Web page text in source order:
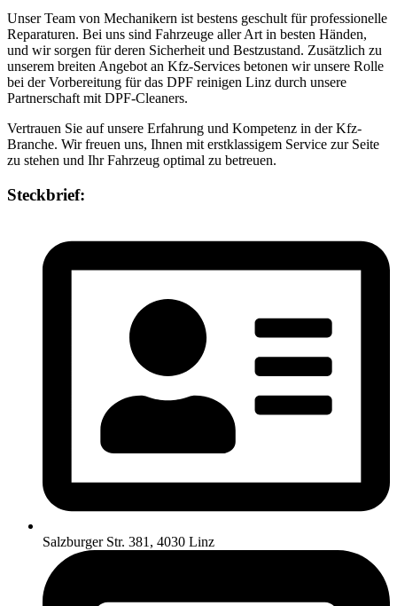
Unser Team von Mechanikern ist bestens geschult für professionelle
Reparaturen. Bei uns sind Fahrzeuge aller Art in besten Händen,
und wir sorgen für deren Sicherheit und Bestzustand. Zusätzlich zu
unserem breiten Angebot an Kfz-Services betonen wir unsere Rolle
bei der Vorbereitung für das DPF reinigen Linz durch unsere
Partnerschaft mit DPF-Cleaners.
Vertrauen Sie auf unsere Erfahrung und Kompetenz in der Kfz-
Branche. Wir freuen uns, Ihnen mit erstklassigem Service zur Seite
zu stehen und Ihr Fahrzeug optimal zu betreuen.
Steckbrief:
Salzburger Str. 381, 4030 Linz